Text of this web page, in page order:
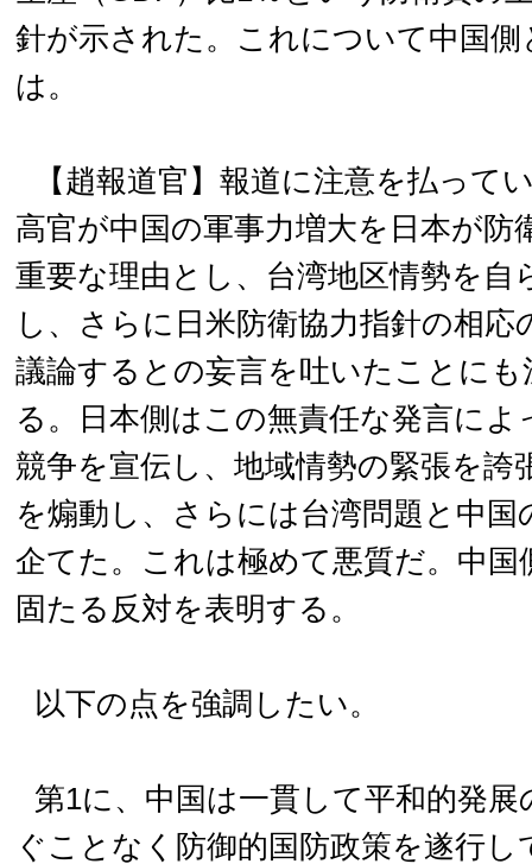
針が示された。これについて中国
は。
【趙報道官】報道に注意を払って
高官が中国の軍事力増大を日本が防
重要な理由とし、台湾地区情勢を自
し、さらに日米防衛協力指針の相応
議論するとの妄言を吐いたことに
る。日本側はこの無責任な発言によ
競争を宣伝し、地域情勢の緊張を誇
を煽動し、さらには台湾問題と中国
企てた。これは極めて悪質だ。中国
固たる反対を表明する。
以下の点を強調したい。
第1に、中国は一貫して平和的発
ぐことなく防御的国防政策を遂行